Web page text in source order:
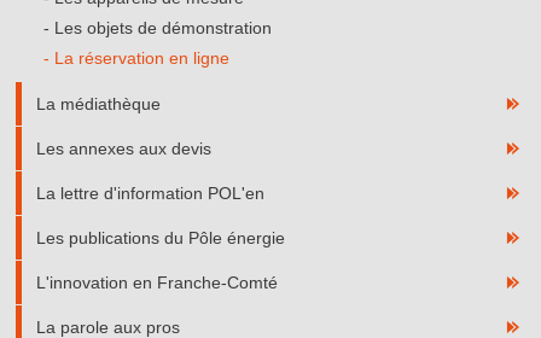
Les objets de démonstration
La réservation en ligne
La médiathèque
Les annexes aux devis
La lettre d'information POL'en
Les publications du Pôle énergie
L'innovation en Franche-Comté
La parole aux pros